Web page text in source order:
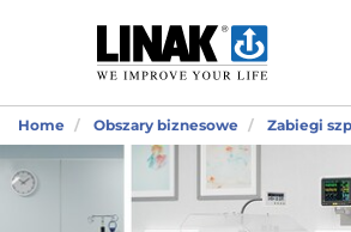
Home Obszary biznesowe Zabiegi